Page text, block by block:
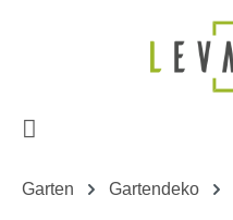
Zum Hauptinhalt springen
Garten Gartendeko